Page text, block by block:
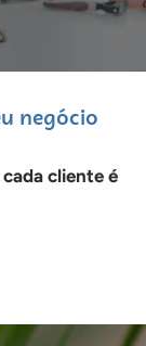
negócio
cliente é